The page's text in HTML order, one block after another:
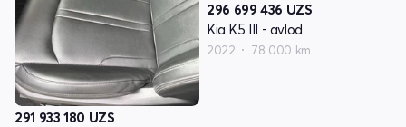
291 933 180 UZS
296 699 436 UZS
Kia K5 III - avlod
2022 78 000 km